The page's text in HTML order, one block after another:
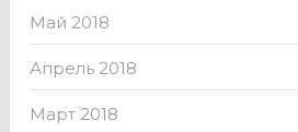
Май 2018
Апрель 2018
Март 2018